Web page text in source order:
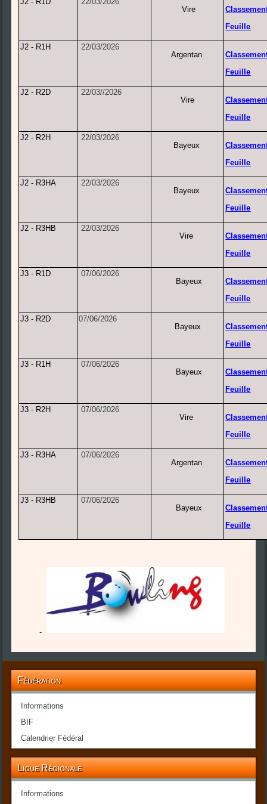
Vire
Feuille
J2 - R1H
22/03/2026
Argentan
Feuille
J2 - R2D
22/03//2026
Vire
Feuille
J2 - R2H
22/03/2026
Bayeux
Feuille
J2 - R3HA
22/03/2026
Bayeux
Feuille
J2 - R3HB
22/03/2026
Vire
Feuille
J3 - R1D
07/06/2026
Bayeux
Feuille
J3 - R2D
07/06/2026
Bayeux
Feuille
J3 - R1H
07/06/2026
Bayeux
Feuille
J3 - R2H
07/06/2026
Vire
Feuille
J3 - R3HA
07/06/2026
Argentan
Feuille
J3 - R3HB
07/06/2026
Bayeux
Feuille
-
Fédération
Informations
BIF
Calendrier Fédéral
Ligue Régionale
Informations